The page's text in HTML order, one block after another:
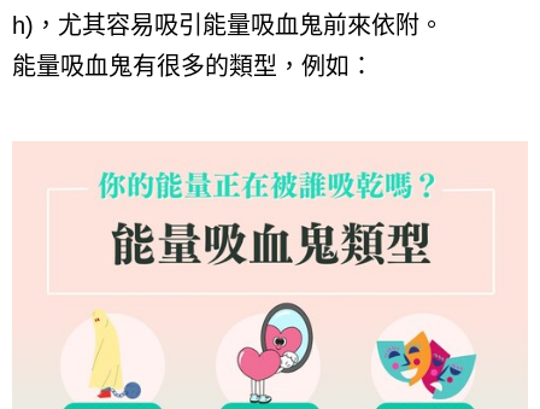
h) ，尤其容易吸引能量吸血鬼前來依附 。
能量吸血鬼有很多的類型，例如：